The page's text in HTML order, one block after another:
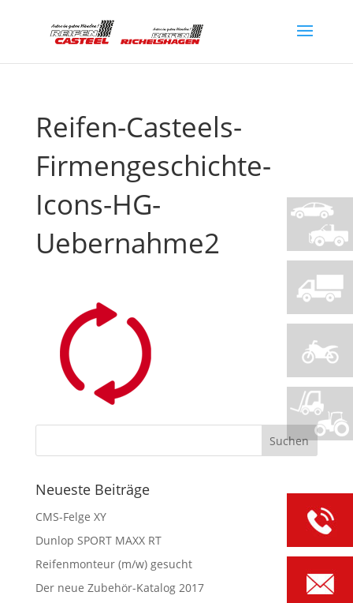
Reifen-Casteels-
Firmengeschichte-
Icons-HG-
Uebernahme2
Neueste Beiträge
CMS-Felge XY
Dunlop SPORT MAXX RT
Reifenmonteur (m/w) gesucht
Der neue Zubehör-Katalog 2017